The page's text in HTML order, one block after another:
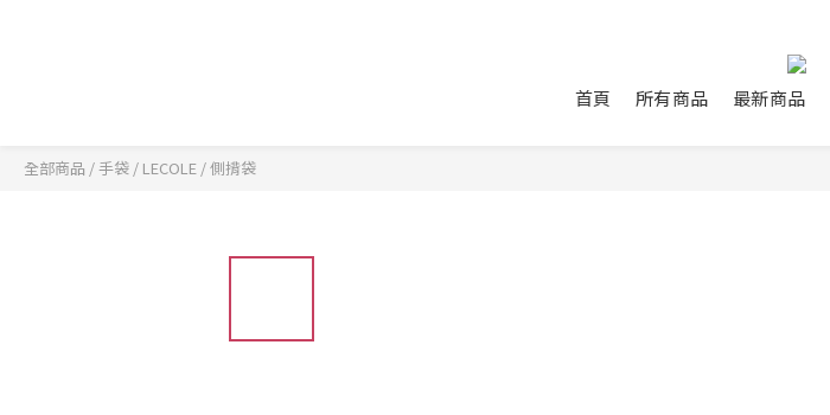
首頁 所有商品 最新商品
全部商品 /手袋 / LECOLE /側揹袋